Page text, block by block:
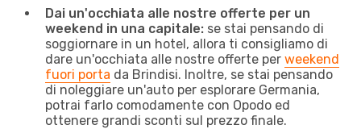
Dai un'occhiata alle nostre offerte per un
weekend in una capitale: se stai pensando di
soggiornare in un hotel, allora ti consigliamo di
dare un'occhiata alle nostre offerte per weekend
fuori porta da Brindisi. Inoltre, se stai pensando
di noleggiare un'auto per esplorare Germania,
potrai farlo comodamente con Opodo ed
ottenere grandi sconti sul prezzo finale.